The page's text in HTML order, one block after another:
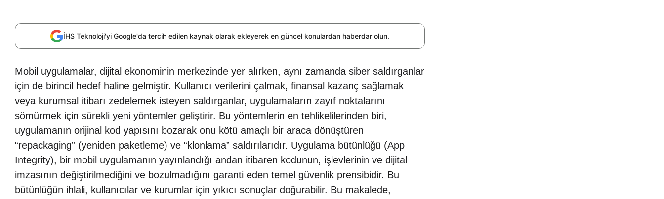
İHS Teknoloji'yi Google'da tercih edilen kaynak olarak ekleyerek en güncel konulardan haberdar olun.
Mobil uygulamalar, dijital ekonominin merkezinde yer alırken, aynı zamanda siber saldırganlar
için de birincil hedef haline gelmiştir. Kullanıcı verilerini çalmak, finansal kazanç sağlamak
veya kurumsal itibarı zedelemek isteyen saldırganlar, uygulamaların zayıf noktalarını
sömürmek için sürekli yeni yöntemler geliştirir. Bu yöntemlerin en tehlikelilerinden biri,
uygulamanın orijinal kod yapısını bozarak onu kötü amaçlı bir araca dönüştüren
“repackaging” (yeniden paketleme) ve “klonlama” saldırılarıdır. Uygulama bütünlüğü (App
Integrity), bir mobil uygulamanın yayınlandığı andan itibaren kodunun, işlevlerinin ve dijital
imzasının değiştirilmediğini ve bozulmadığını garanti eden temel güvenlik prensibidir. Bu
bütünlüğün ihlali, kullanıcılar ve kurumlar için yıkıcı sonuçlar doğurabilir. Bu makalede,